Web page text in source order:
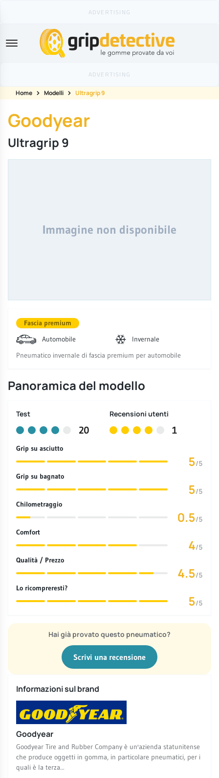
GripDetective
Home Modelli Ultragrip 9
Goodyear
Ultragrip 9
Immagine non disponibile
Fascia premium
Automobile
Invernale
Pneumatico invernale di fascia premium per automobile
Panoramica del modello
Test
20
Recensioni utenti
1
Grip su asciutto
5/5
Grip su bagnato
5/5
Chilometraggio
0.5/5
Comfort
4/5
Qualità / Prezzo
4.5/5
Lo ricompreresti?
5/5
Hai già provato questo pneumatico?
Scrivi una recensione
Informazioni sul brand
Goodyear
Goodyear Tire and Rubber Company è un'azienda statunitense
che produce oggetti in gomma, in particolare pneumatici, per i
quali è la terza...